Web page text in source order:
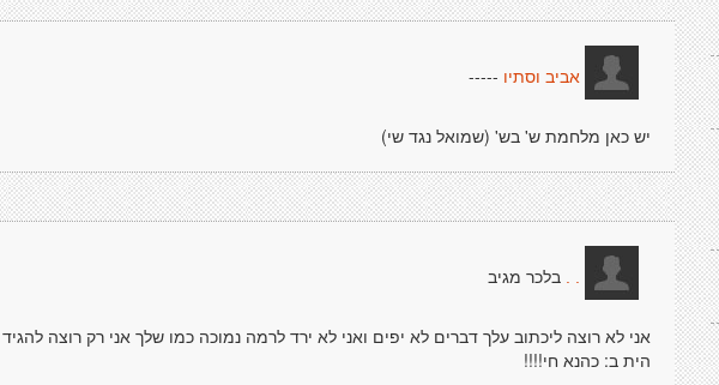
אביב וסתיו -----
יש כאן מלחמת ש' בש' (שמואל נגד שי)
בלכר מגיב
אני לא רוצה ליכתוב עלך דברים לא יפים ואני לא ירד לרמה נמוכה כמו שלך אני רק רוצה
הית ב: כהנא חי!!!!